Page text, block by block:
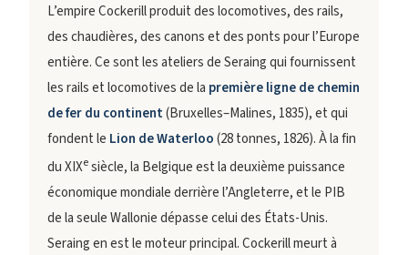
L’empire Cockerill produit des locomotives, des rails,
des chaudières, des canons et des ponts pour l’Europe
entière. Ce sont les ateliers de Seraing qui fournissent
les rails et locomotives de la première ligne de chemin
de fer du continent(Bruxelles–Malines, 1835), et qui
fondent le Lion de Waterloo(28 tonnes, 1826). À la fin
du XIXesiècle, la Belgique est la deuxième puissance
économique mondiale derrière l’Angleterre, et le PIB
de la seule Wallonie dépasse celui des États-Unis.
Seraing en est le moteur principal. Cockerill meurt à